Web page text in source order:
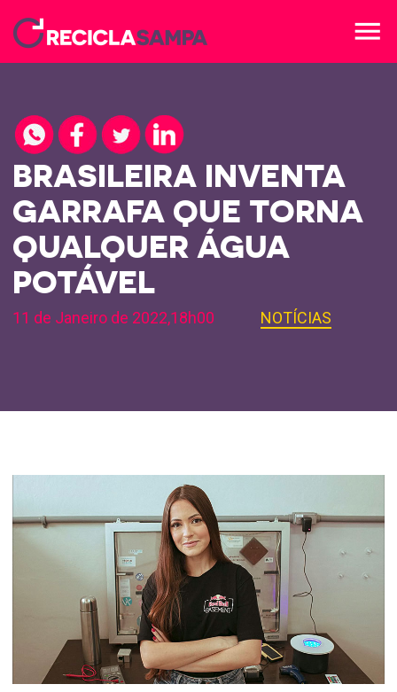
menu
BRASILEIRA INVENTA
GARRAFA QUE TORNA
QUALQUER ÁGUA
POTÁVEL
11 de Janeiro de 2022,18h00 NOTÍCIAS